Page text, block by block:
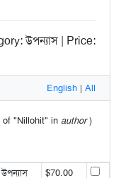
উপন্যাস | Price:
English | All
of "Nillohit" in author)
উপন্যাস
$70.00